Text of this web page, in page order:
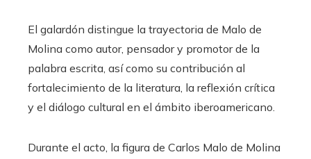
El galardón distingue la trayectoria de Malo de
Molina como autor, pensador y promotor de la
palabra escrita, así como su contribución al
fortalecimiento de la literatura, la reflexión crítica
y el diálogo cultural en el ámbito iberoamericano.
Durante el acto, la figura de Carlos Malo de Molina